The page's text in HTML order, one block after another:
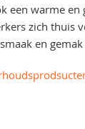
een warme en
zich thuis
en gemak